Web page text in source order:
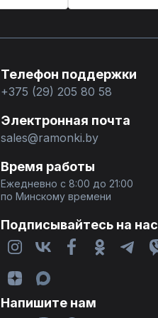
Телефон поддержки
+375 (29) 205 80 58
Электронная почта
sales@ramonki.by
Время работы
Ежедневно с 8:00 до 21:00
по Минскому времени
Подписывайтесь на нас
Напишите нам